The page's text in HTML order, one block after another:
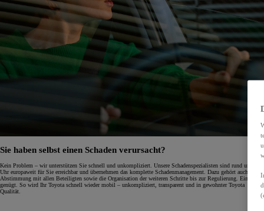
Sie haben selbst einen Schaden verursacht?
Kein Problem – wir unterstützen Sie schnell und unkompliziert. Unsere Schadenspezialisten sind rund um die
Uhr europaweit für Sie erreichbar und übernehmen das komplette Schadenmanagement. Dazu gehört auch die
Abstimmung mit allen Beteiligten sowie die Organisation der weiteren Schritte bis zur Regulierung. Ein Anruf
genügt. So wird Ihr Toyota schnell wieder mobil – unkompliziert, transparent und in gewohnter Toyota
Qualität.